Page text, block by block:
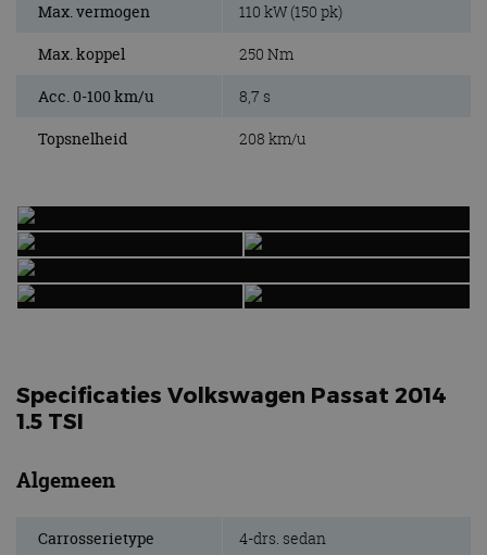
Max. vermogen 110 kW (150 pk)
Max. koppel 250 Nm
Acc. 0-100 km/u 8,7 s
Topsnelheid 208 km/u
Specificaties Volkswagen Passat 2014
1.5 TSI
Algemeen
Carrosserietype 4-drs. sedan